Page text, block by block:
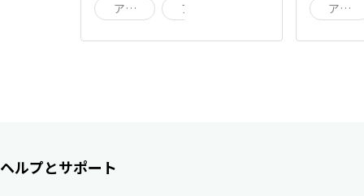
アクション アド バックグラウンドアク
ヘルプとサポート